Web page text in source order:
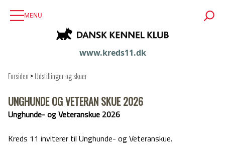
MENU
www.kreds11.dk
Forsiden > Udstillinger og skuer
UNGHUNDE OG VETERAN SKUE 2026
Unghunde- og Veteranskue 2026
Kreds 11 inviterer til Unghunde- og Veteranskue.